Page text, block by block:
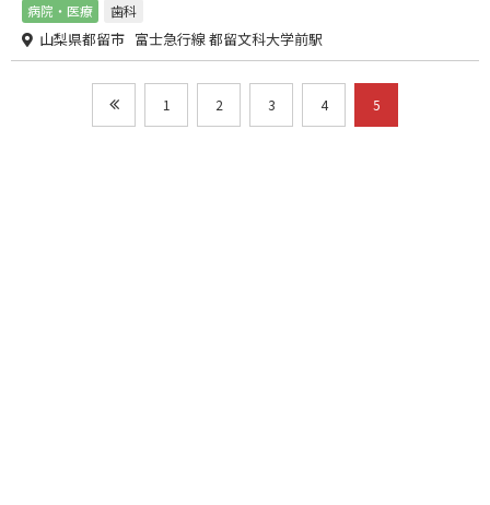
病院・医療 歯科
山梨県都留市 富士急行線 都留文科大学前駅
1 2 3 4 5